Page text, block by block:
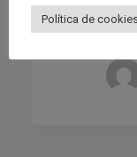
Política de